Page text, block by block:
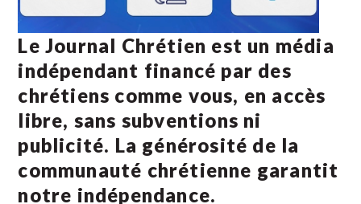
Le Journal Chrétien est un média
indépendant financé par des
chrétiens comme vous, en accès
libre, sans subventions ni
publicité. La générosité de la
communauté chrétienne garantit
notre indépendance.